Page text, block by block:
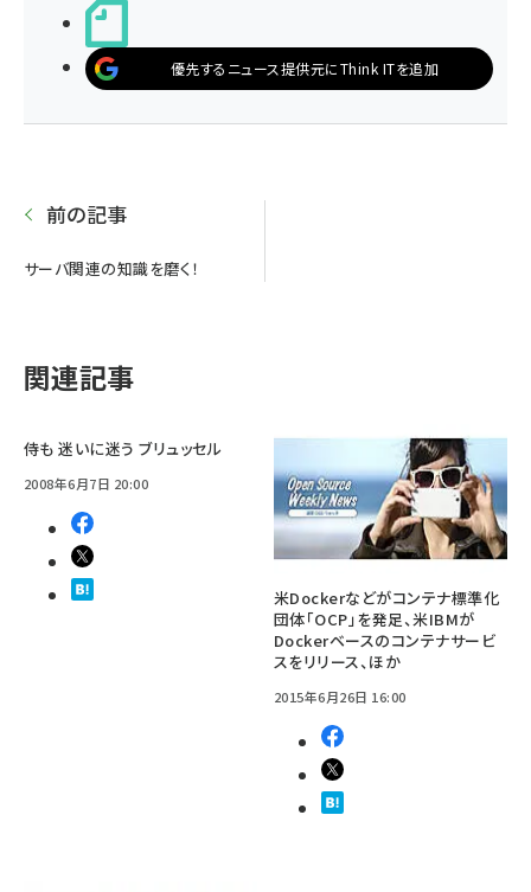
優先するニュース提供元にThink ITを追加
前の記事
サーバ関連の知識を磨く！
関連記事
侍も 迷いに迷う ブリュッセル
2008年6月7日 20:00
米Dockerなどがコンテナ標準化
団体「OCP」を発足、米IBMが
Dockerベースのコンテナサービ
スをリリース、ほか
2015年6月26日 16:00